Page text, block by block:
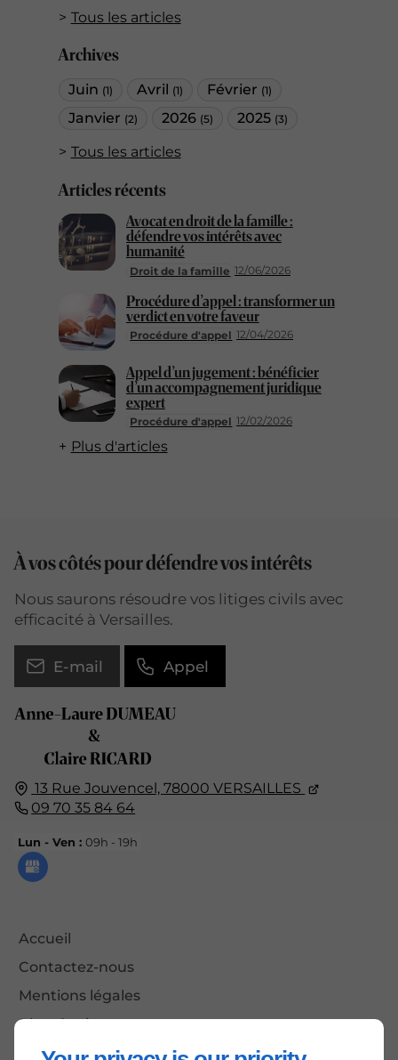
Tous les articles
Archives
Juin (1) Avril (1) Février (1)
Janvier (2) 2026 (5) 2025 (3)
Tous les articles
Articles récents
Droit de la famille 12/06/2026
Avocat en droit de la famille :
défendre vos intérêts avec
humanité
Procédure d'appel 12/04/2026
Procédure d’appel : transformer un
verdict en votre faveur
Procédure d'appel 12/02/2026
Appel d’un jugement : bénéficier
d’un accompagnement juridique
expert
Plus d'articles
13 Rue Jouvencel,78000 VERSAILLES
09 70 35 84 64
Lun - Ven :09h - 19h
Accueil
Contactez-nous
Mentions légales
Plan du site
À vos côtés pour défendre vos intérêts
Nous saurons résoudre vos litiges civils avec
efficacité à Versailles.
E-mail Appel